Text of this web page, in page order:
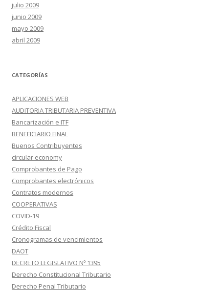
julio 2009
junio 2009
mayo 2009
abril 2009
CATEGORÍAS
APLICACIONES WEB
AUDITORIA TRIBUTARIA PREVENTIVA
Bancarización e ITF
BENEFICIARIO FINAL
Buenos Contribuyentes
circular economy
Comprobantes de Pago
Comprobantes electrónicos
Contratos modernos
COOPERATIVAS
COVID-19
Crédito Fiscal
Cronogramas de vencimientos
DAOT
DECRETO LEGISLATIVO Nº 1395
Derecho Constitucional Tributario
Derecho Penal Tributario